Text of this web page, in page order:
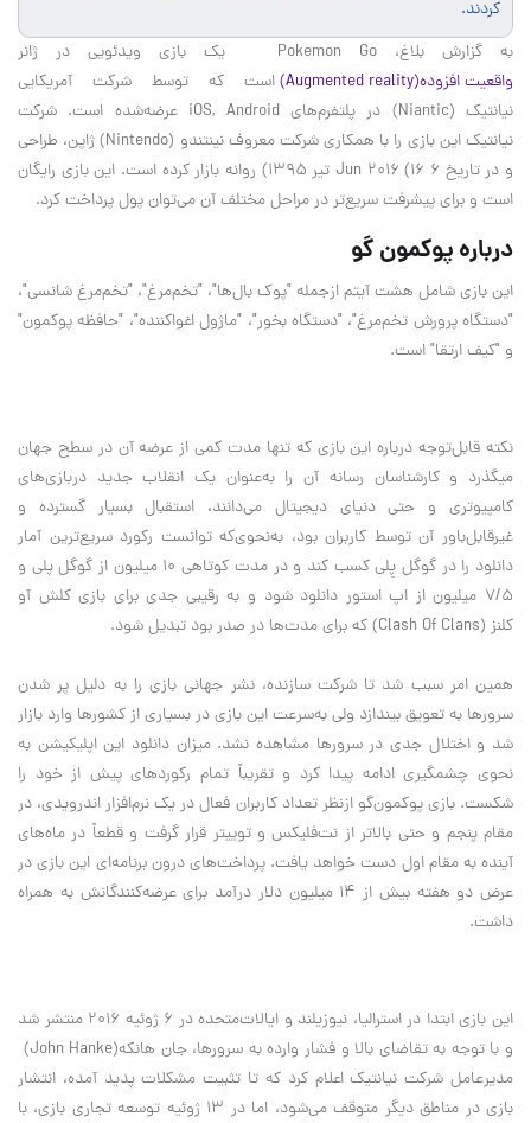
کردند.
به گزارش بلاغ، Pokemon Go یک بازی ویدئویی در ژانر
واقعیت افزوده(Augmented reality)است که توسط شرکت آمریکایی
نیانتیک (Niantic) در پلتفرم‌های iOS, Androidعرضه‌شده است. شرکت
نیانتیک این بازی را با همکاری شرکت معروف نینتندو (Nintendo)ژاپن، طراحی
و در تاریخ 6
Jun 2016 (16
تیر 1395) روانه بازار کرده است. این بازی رایگان
است و برای پیشرفت سریع‌تر در مراحل مختلف آن می‌توان پول پرداخت کرد.
درباره پوکمون گو
این بازی شامل هشت آیتم ازجمله "پوک بال‌ها"، "تخم‌مرغ‌"، "تخم‌مرغ شانسی"،
"دستگاه پرورش تخم‌مرغ"، "دستگاه بخور"، "ماژول اغواکننده"، "حافظه پوکمون"
و "کیف ارتقا" است.
نکته قابل‌توجه درباره این بازی که تنها مدت کمی از عرضه آن در سطح جهان
میگذرد و کارشناسان رسانه آن را به‌عنوان یک انقلاب جدید دربازی‌های
کامپیوتری و حتی دنیای دیجیتال می‌دانند، استقبال بسیار گسترده و
غیرقابل‌باور آن توسط کاربران بود، به‌نحوی‌که توانست رکورد سریع‌ترین آمار
دانلود را در گوگل پِلی کسب کند و در مدت کوتاهی ۱۰ میلیون از گوگل پلی و
۷/۵ میلیون از اپ استور دانلود شود و به رقیبی جدی برای بازی کلش آو
کلنز (Clash Of Clans)که برای مدت‌ها در صدر بود تبدیل شود.
همین امر سبب شد تا شرکت سازنده، نشر جهانی بازی را به دلیل پر شدن
سرورها به تعویق بیندازد ولی به‌سرعت این بازی در بسیاری از کشورها وارد بازار
شد و اختلال جدی در سرورها مشاهده نشد. میزان دانلود این اپلیکیشن به
نحوی چشمگیری ادامه پیدا کرد و تقریباً تمام رکوردهای پیش از خود را
شکست. بازی پوکمون‌گو ازنظر تعداد کاربران فعال در یک نرم‌افزار اندرویدی، در
مقام پنجم و حتی بالاتر از نت‌فلیکس و توییتر قرار گرفت و قطعاً در ماه‌های
آینده به مقام اول دست خواهد یافت. پرداخت‌های درون برنامه‌ای این بازی در
عرض دو هفته بیش از ۱۴ میلیون دلار درآمد برای عرضه‌کنندگانش به همراه
داشت.
این بازی ابتدا در استرالیا، نیوزیلند و ایالات‌متحده در ۶ ژوئیه ۲۰۱۶ منتشر شد
و با توجه به تقاضای بالا و فشار وارده به سرورها، جان هانکه(John Hanke)
مدیرعامل شرکت نیانتیک اعلام کرد که تا تثبیت مشکلات پدید آمده، انتشار
بازی در مناطق دیگر متوقف می‌شود، اما در ۱۳ ژوئیه توسعه تجاری بازی، با